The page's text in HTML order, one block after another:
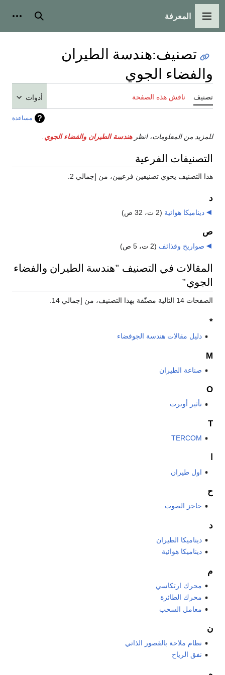
القائمة الرئيسية
المعرفة بحث
تصنيف:هندسة الطيران
والفضاء الجوي
تصنيف ناقش هذه الصفحة أدوات
مساعدة
للمزيد من المعلومات، انظرهندسة الطيران والفضاء الجوي
التصنيفات الفرعية
هذا التصنيف يحوي تصنيفين فرعيين، من إجمالي 2.
د
ديناميكا هوائية (2 ت، 32 ص)
ص
صواريخ وقذائف (2 ت، 5 ص)
المقالات في التصنيف "هندسة الطيران والفضاء
الجوي"
الصفحات 14 التالية مصنّفة بهذا التصنيف، من إجمالي 14.
*
دليل مقالات هندسة الجوفضاء
M
صناعة الطيران
O
تأثير أوبرت
T
TERCOM
اول طيران
ح
حاجز الصوت
د
ديناميكا الطيران
ديناميكا هوائية
م
محرك ارتكاسي
محرك الطائرة
معامل السحب
ن
نظام ملاحة بالقصور الذاتي
نفق الرياح